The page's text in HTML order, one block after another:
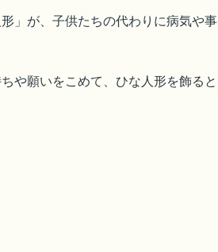
」が、子供たちの代わりに病気や事
や願いをこめて、ひな人形を飾ると